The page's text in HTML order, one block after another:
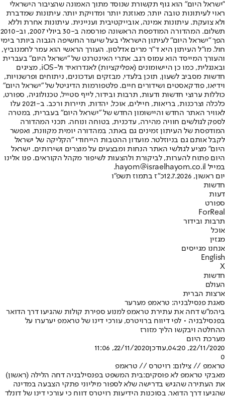
"ישראל היום" הוא גוף תקשורת שנוסד מתוך האמונה שהציבור הישראלי
ראוי לעיתונות טובה יותר, מאוזנת יותר ומדויקת יותר. עיתונות שמדברת
ולא צועקת. עיתונות אמינה, אובייקטיבית ועניינית. עיתונות אחרת וללא
תשלום. המהדורה המודפסת הראשונה פורסמה ב-30 ביולי 2007, וב-2010
הפך "ישראל היום" לעיתון הישראלי בעל שיעור החשיפה הגבוה ביותר בימי
חול. מו"ל העיתון היא ד"ר מרים אדלסון. העורך הראשי הוא עמר לחמנוביץ,
והעורך המייסד הוא עמוס רגב. אתרי האינטרנט של "ישראל היום" בעברית
ובאנגלית, כמו כן היישומונים (אפליקציות) לאנדרואיד ול-iOS, מציגים
חדשות מסביב לשעון, תוכן בלעדי, מבזקים ועדכונים, ניתוחים ופרשנויות,
וידיאו, פודקאסטים ושידורים חיים. פלטפורמות הדיגיטל של "ישראל היום"
כוללות ערוצי חדשות ודעות, תרבות ובידור, לייף סטייל, טכנולוגיה, ספורט,
כלכלה וצרכנות, בריאות, חיילים, אוכל, יהדות, תיירות ורכב. ב-2021 עלו
לאוויר האתר החדש והיישומון החדש של "ישראל היום" בעברית, במטרה
לספק לגולשים חוויה מהירה, עדכנית, בטוחה ונוחה. תכני המהדורה
המודפסת של העיתון זמינים גם באתר, במהדורה יומית מקוונת, ואפשר
לקבל אותם גם בניוזלטר. מועדון ההטבות הייחודי "הקליקה של ישראל
היום" מציע לגולשי האתר הנחות ומבצעים על מוצרים ושירותים. ישראל
היום פתוח להערות, לביקורת ולהצעות לשיפור מקהל הקוראים. פנו אלינו
במייל hayom@israelhayom.co.il.
יום ראשון, 12.7.2026
כ"ז בתמוז תשפ"ו
חדשות
דעות
ספורט
ForReal
תרבות ובידור
אוכל
מגזין
אנחנו מגייסים
English
X
חדשות
העולם
ארצות הברית
סאגת פנסילבניה: טראמפ מערער
ביהמ"ש דחה את עתירת טראמפ למנוע ספירת קולות שהגיעו דרך הדואר
בפנסילבניה • לפי דיווח ברויטרס, עורכי דינו של טראמפ יערערו על
ההחלטה ויבקשו הליך מזורז
מערכת היום
22/11/2020, 04:20
,עודכן22/11/2020, 11:06
0
טראמפ // צילום: רויטרס // טראמפ
מאבקי טראמפ לא פוסקים:בית המשפט בפנסילבניה דחה הלילה (ראשון)
את העתירה שהגיש בדרישה שלא לספור מיליוני פתקי הצבעה במדינה
שהגיעו דרך הדואר. בסוכנות הידיעות רויטרס דווח כי עורכי דינו של דונלד